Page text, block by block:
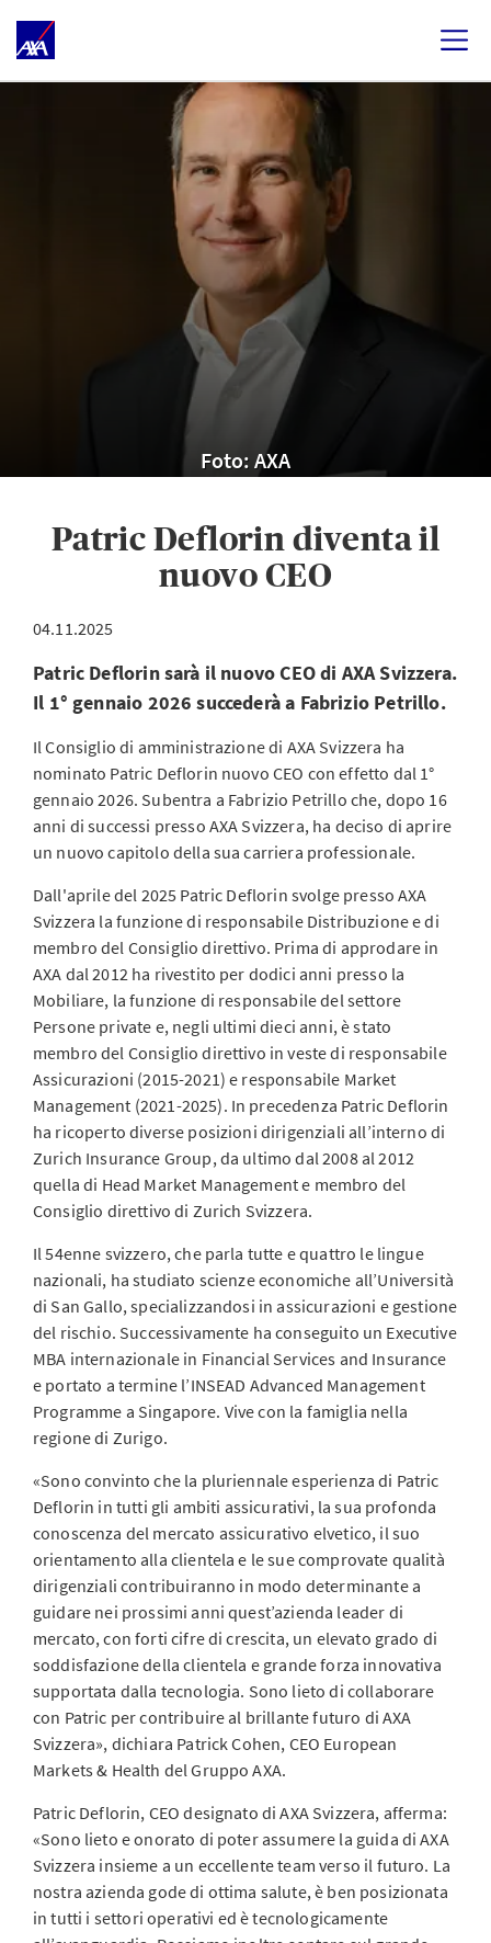
Foto: AXA
Patric Deflorin diventa il
nuovo CEO
04.11.2025
Patric Deflorin sarà il nuovo CEO di AXA Svizzera.
Il 1° gennaio 2026 succederà a Fabrizio Petrillo.
Il Consiglio di amministrazione di AXA Svizzera ha
nominato Patric Deflorin nuovo CEO con effetto dal 1°
gennaio 2026. Subentra a Fabrizio Petrillo che, dopo 16
anni di successi presso AXA Svizzera, ha deciso di aprire
un nuovo capitolo della sua carriera professionale.
Dall'aprile del 2025 Patric Deflorin svolge presso AXA
Svizzera la funzione di responsabile Distribuzione e di
membro del Consiglio direttivo. Prima di approdare in
AXA dal 2012 ha rivestito per dodici anni presso la
Mobiliare, la funzione di responsabile del settore
Persone private e, negli ultimi dieci anni, è stato
membro del Consiglio direttivo in veste di responsabile
Assicurazioni (2015-2021) e responsabile Market
Management (2021-2025). In precedenza Patric Deflorin
ha ricoperto diverse posizioni dirigenziali all’interno di
Zurich Insurance Group, da ultimo dal 2008 al 2012
quella di Head Market Management e membro del
Consiglio direttivo di Zurich Svizzera.
Il 54enne svizzero, che parla tutte e quattro le lingue
nazionali, ha studiato scienze economiche all’Università
di San Gallo, specializzandosi in assicurazioni e gestione
del rischio. Successivamente ha conseguito un Executive
MBA internazionale in Financial Services and Insurance
e portato a termine l’INSEAD Advanced Management
Programme a Singapore. Vive con la famiglia nella
regione di Zurigo.
«Sono convinto che la pluriennale esperienza di Patric
Deflorin in tutti gli ambiti assicurativi, la sua profonda
conoscenza del mercato assicurativo elvetico, il suo
orientamento alla clientela e le sue comprovate qualità
dirigenziali contribuiranno in modo determinante a
guidare nei prossimi anni quest’azienda leader di
mercato, con forti cifre di crescita, un elevato grado di
soddisfazione della clientela e grande forza innovativa
supportata dalla tecnologia. Sono lieto di collaborare
con Patric per contribuire al brillante futuro di AXA
Svizzera», dichiara Patrick Cohen, CEO European
Markets & Health del Gruppo AXA.
Patric Deflorin, CEO designato di AXA Svizzera, afferma:
«Sono lieto e onorato di poter assumere la guida di AXA
Svizzera insieme a un eccellente team verso il futuro. La
nostra azienda gode di ottima salute, è ben posizionata
in tutti i settori operativi ed è tecnologicamente